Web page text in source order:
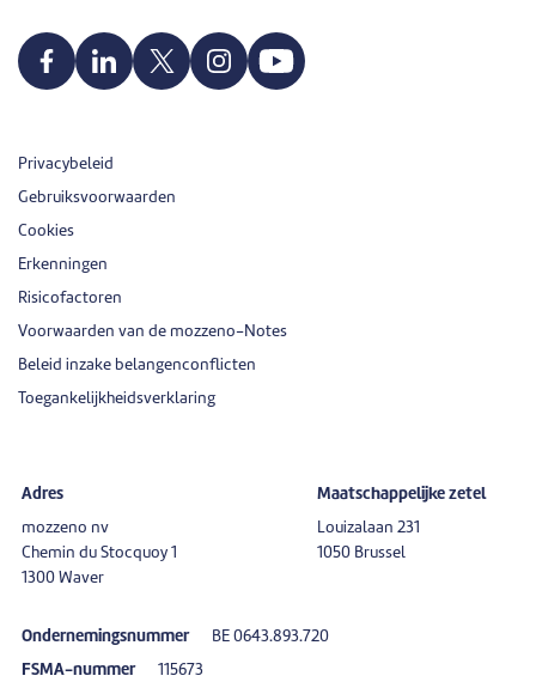
Privacybeleid
Gebruiksvoorwaarden
Cookies
Erkenningen
Risicofactoren
Voorwaarden van de mozzeno-Notes
Beleid inzake belangenconflicten
Toegankelijkheidsverklaring
Adres
mozzeno nv
Chemin du Stocquoy 1
1300 Waver
Maatschappelijke zetel
Louizalaan 231
1050 Brussel
Ondernemingsnummer BE 0643.893.720
FSMA-nummer 115673